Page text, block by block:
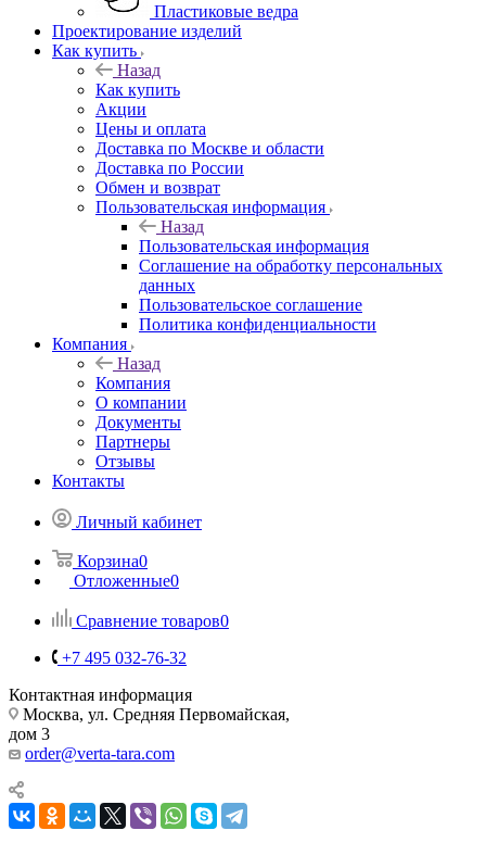
Пластиковые ведра
Проектирование изделий
Как купить
Назад
Как купить
Акции
Цены и оплата
Доставка по Москве и области
Доставка по России
Обмен и возврат
Пользовательская информация
Назад
Пользовательская информация
Соглашение на обработку персональных
данных
Пользовательское соглашение
Политика конфиденциальности
Компания
Назад
Компания
О компании
Документы
Партнеры
Отзывы
Контакты
Личный кабинет
Корзина0
Отложенные0
Сравнение товаров0
+7 495 032-76-32
Контактная информация
Москва, ул. Средняя Первомайская,
дом 3
order@verta-tara.com